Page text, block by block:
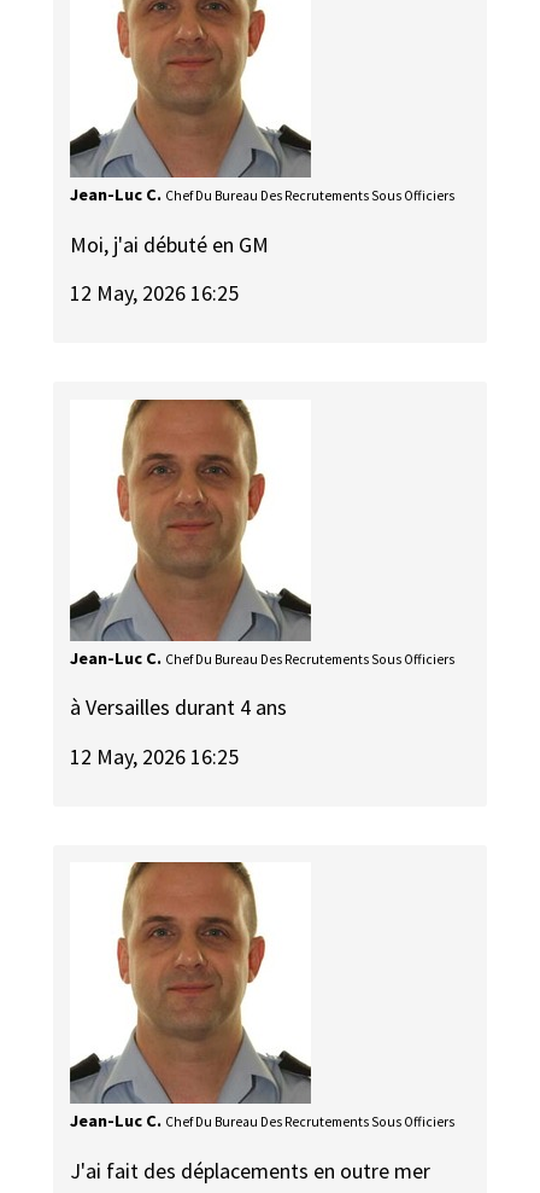
Jean-Luc C. Chef Du Bureau Des Recrutements Sous Officiers
Moi, j'ai débuté en GM
12 May, 2026 16:25
Jean-Luc C. Chef Du Bureau Des Recrutements Sous Officiers
à Versailles durant 4 ans
12 May, 2026 16:25
Jean-Luc C. Chef Du Bureau Des Recrutements Sous Officiers
J'ai fait des déplacements en outre mer